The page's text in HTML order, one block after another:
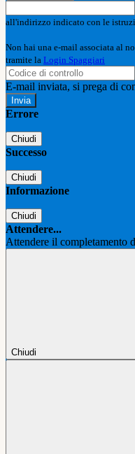
all'indirizzo indicato con le
Non hai una e-mail associata al
tramite la Login Spaggiari
E-mail inviata, si prega di
Errore
Chiudi
Successo
Chiudi
Informazione
Chiudi
Attendere...
Attendere il completamento
Chiudi